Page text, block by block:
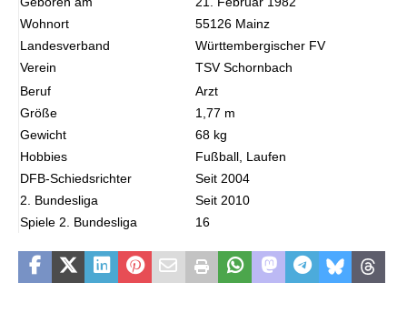
Wohnort
55126 Mainz
Landesverband
Württembergischer FV
Verein
TSV Schornbach
Beruf
Arzt
Größe
1,77 m
Gewicht
68 kg
Hobbies
Fußball, Laufen
DFB-Schiedsrichter
Seit 2004
2. Bundesliga
Seit 2010
Spiele 2. Bundesliga 16